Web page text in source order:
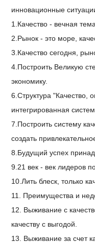
инновационные
1.Качество - вечная
2.Рынок - это море,
3.Качество сегодня,
4.Построить Великую
экономику.
6.Структура "Качество,
интегрированная
7.Построить систему
создать
8.Будущий успех
9.21 век - век лидеров по
10.Лить блеск, только
11. Преимущества и
12. Выживание с
качеству с выгодой.
13. Выживание за счет